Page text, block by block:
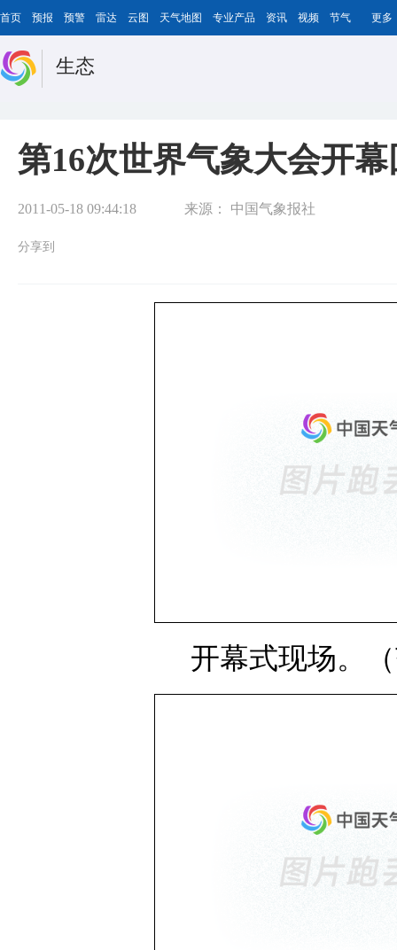
首页 预报 预警 雷达 云图 天气地图 专业产品 资讯 视频 节气 更多
生态
第16次世界气象大会开
2011-05-18 09:44:18 来源： 中国气象报社
分享到
开幕式现场。